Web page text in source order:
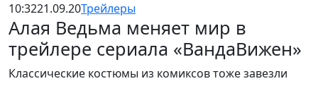
10:3221.09.20Трейлеры
Алая Ведьма меняет мир в
трейлере сериала «ВандаВижен»
Классические костюмы из комиксов тоже завезли